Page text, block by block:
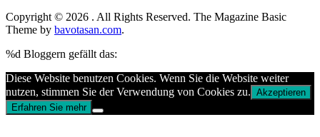
Copyright © 2026 . All Rights Reserved. The Magazine Basic
Theme by bavotasan.com.
%d Bloggern gefällt das:
Diese Website benutzen Cookies. Wenn Sie die Website weiter
nutzen, stimmen Sie der Verwendung von Cookies zu. Akzeptieren
Erfahren Sie mehr